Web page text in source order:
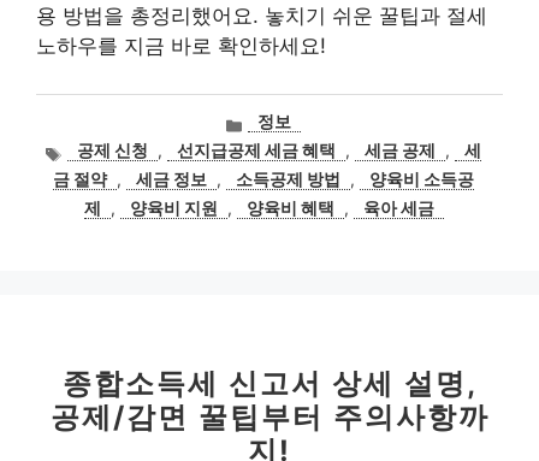
용 방법을 총정리했어요. 놓치기 쉬운 꿀팁과 절세
노하우를 지금 바로 확인하세요!
카
테
고
리
정보
태
그
공제 신청 , 선지급공제 세금 혜택 , 세금 공제 ,
세
금 절약 , 세금 정보 , 소득공제 방법 ,
양육비 소득공
제
, 양육비 지원 , 양육비 혜택 , 육아 세금
종합소득세 신고서 상세 설명,
공제/감면 꿀팁부터 주의사항까
지!